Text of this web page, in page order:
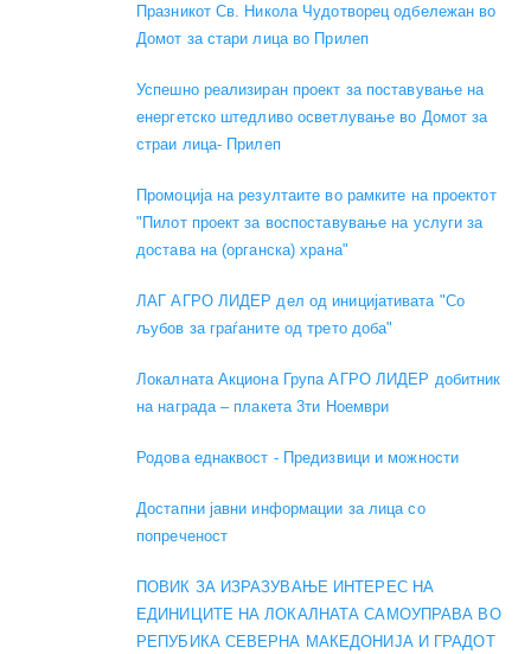
Празникот Св. Никола Чудотворец одбележан во
Домот за стари лица во Прилеп
Успешно реализиран проект за поставување на
енергетско штедливо осветлување во Домот за
страи лица- Прилеп
Промоција на резултаите во рамките на проектот
"Пилот проект за воспоставување на услуги за
достава на (органска) храна"
ЛАГ АГРО ЛИДЕР дел од иницијативата "Со
љубов за граѓаните од трето доба"
Локалната Акциона Група АГРО ЛИДЕР добитник
на награда – плакета 3ти Ноември
Родова еднаквост - Предизвици и можности
Достапни јавни информации за лица со
попреченост
ПОВИК ЗА ИЗРАЗУВАЊЕ ИНТЕРЕС НА
ЕДИНИЦИТЕ НА ЛОКАЛНАТА САМОУПРАВА ВО
РЕПУБИКА СЕВЕРНА МАКЕДОНИЈА И ГРАДОТ